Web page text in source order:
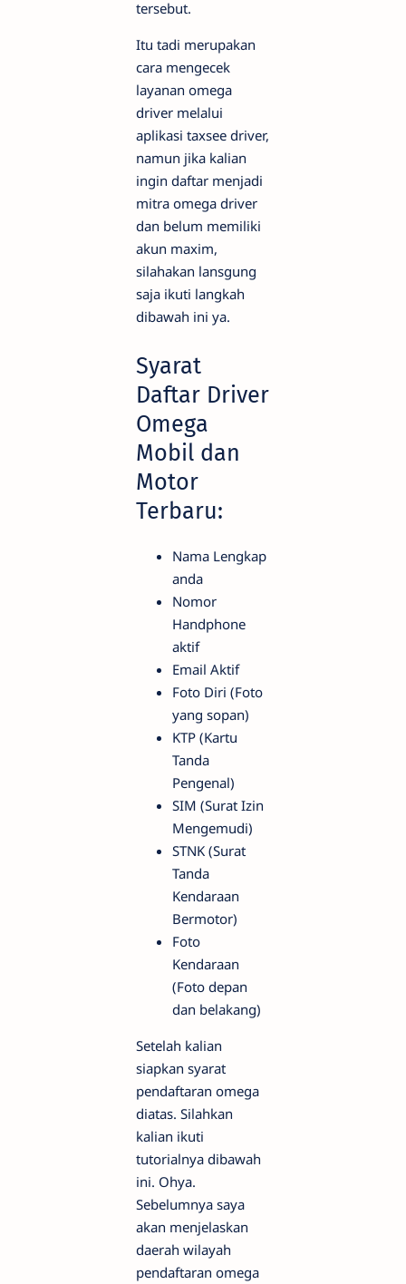
tersebut.
Itu tadi merupakan
cara mengecek
layanan omega
driver melalui
aplikasi taxsee driver,
namun jika kalian
ingin daftar menjadi
mitra omega driver
dan belum memiliki
akun maxim,
silahakan lansgung
saja ikuti langkah
dibawah ini ya.
Syarat
Daftar Driver
Omega
Mobil dan
Motor
Terbaru:
Nama Lengkap
anda
Nomor
Handphone
aktif
Email Aktif
Foto Diri (Foto
yang sopan)
KTP (Kartu
Tanda
Pengenal)
SIM (Surat Izin
Mengemudi)
STNK (Surat
Tanda
Kendaraan
Bermotor)
Foto
Kendaraan
(Foto depan
dan belakang)
Setelah kalian
siapkan syarat
pendaftaran omega
diatas. Silahkan
kalian ikuti
tutorialnya dibawah
ini. Ohya.
Sebelumnya saya
akan menjelaskan
daerah wilayah
pendaftaran omega